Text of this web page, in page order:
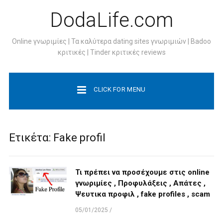
DodaLife.com
Online γνωριμίες | Τα καλύτερα dating sites γνωριμιών | Badoo
κριτικές | Tinder κριτικές reviews
CLICK FOR MENU
Ετικέτα: Fake profil
Τι πρέπει να προσέχουμε στις online
γνωριμίες , Προφυλάξεις , Απάτες ,
Ψευτικα προφιλ , fake profiles , scam
05/01/2025 /